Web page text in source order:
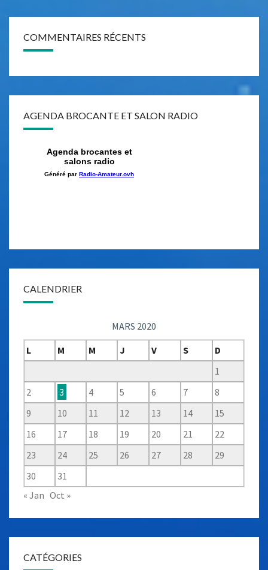
COMMENTAIRES RÉCENTS
AGENDA BROCANTE ET SALON RADIO
CALENDRIER
MARS 2020
L
M M J V S
D
1
2
3 4 5 6 7
8
9
10 11 12 13 14
15
16
17 18 19 20 21
22
23
24 25 26 27 28
29
30
31
« Jan Oct »
CATÉGORIES